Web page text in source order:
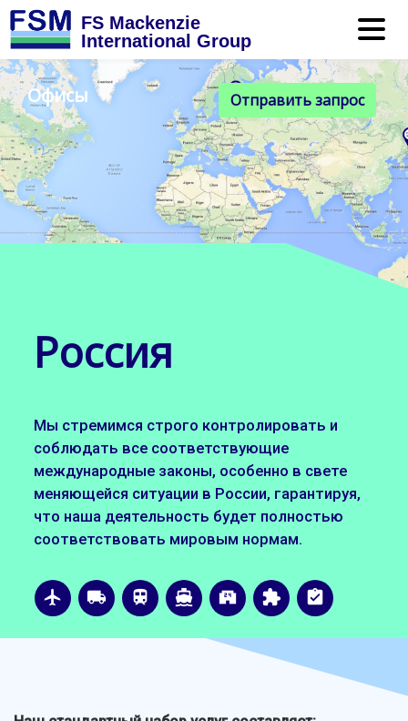
FS Mackenzie
International Group
Офисы Отправить запрос
Россия
Мы стремимся строго контролировать и
соблюдать все соответствующие
международные законы, особенно в свете
меняющейся ситуации в России, гарантируя,
что наша деятельность будет полностью
соответствовать мировым нормам.
airplanemode_active local_shipping train directions_boat local_convenience_store extension assignment_turned_in